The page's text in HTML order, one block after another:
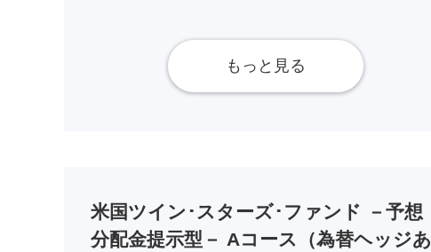
もっと見る
米国ツイン･スターズ･ファンド －予想
分配金提示型－ Aコース（為替ヘッジあ